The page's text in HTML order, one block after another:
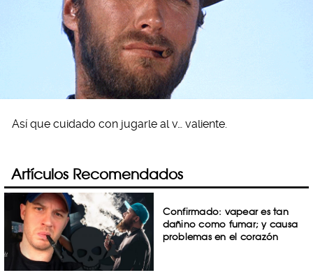
Así que cuidado con jugarle al v… valiente.
Artículos Recomendados
Confirmado: vapear es tan
dañino como fumar; y causa
problemas en el corazón